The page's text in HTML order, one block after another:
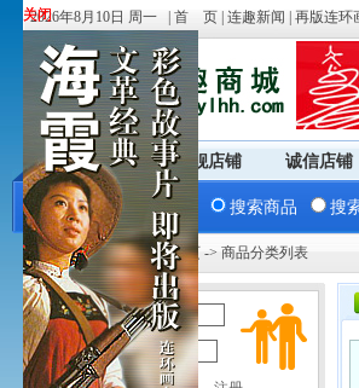
关闭
关闭
2026年8月10日 周一 | 首 页 连趣新闻 再版连环
商城首页 旗舰店铺 诚信店铺
搜索商品 搜
您现在的位置：商城首页 -> 商品分类列表
用户名：
密 码：